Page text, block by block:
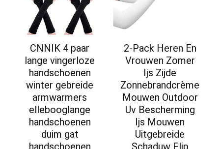
CNNIK 4 paar
lange vingerloze
handschoenen
winter gebreide
armwarmers
ellebooglange
handschoenen
duim gat
handschoenen
2-Pack Heren En
Vrouwen Zomer
Ijs Zijde
Zonnebrandcrème
Mouwen Outdoor
Uv Bescherming
Ijs Mouwen
Uitgebreide
Schaduw Flip